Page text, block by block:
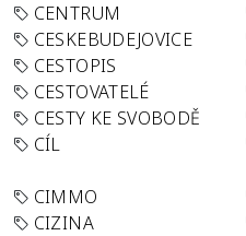
CENTRUM
CESKEBUDEJOVICE
CESTOPIS
CESTOVATELÉ
CESTY KE SVOBODĚ
CÍL
CIMMO
CIZINA